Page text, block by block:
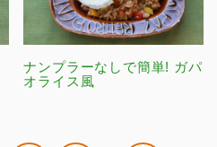
ナンプラーなしで簡単! ガパ
オライス風